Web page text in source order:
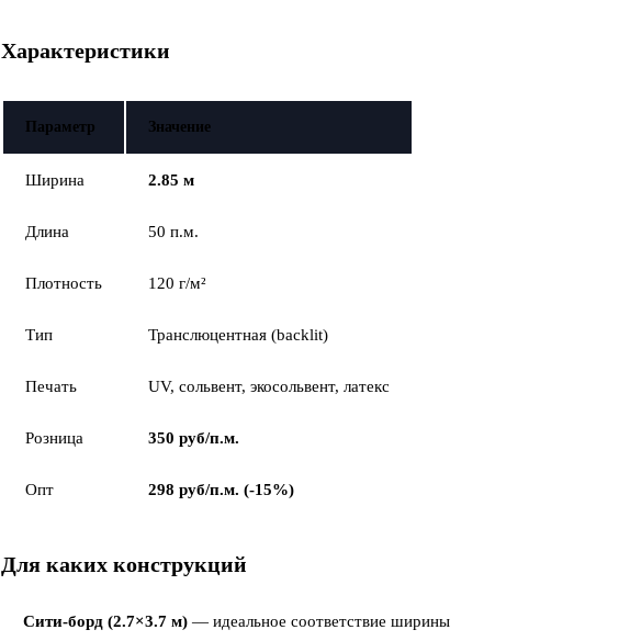
Характеристики
Параметр Значение
Ширина 2.85 м
Длина 50 п.м.
Плотность 120 г/м²
Тип Транслюцентная (backlit)
Печать UV, сольвент, экосольвент, латекс
Розница 350 руб/п.м.
Опт 298 руб/п.м. (-15%)
Для каких конструкций
Сити-борд (2.7×3.7 м) — идеальное соответствие ширины